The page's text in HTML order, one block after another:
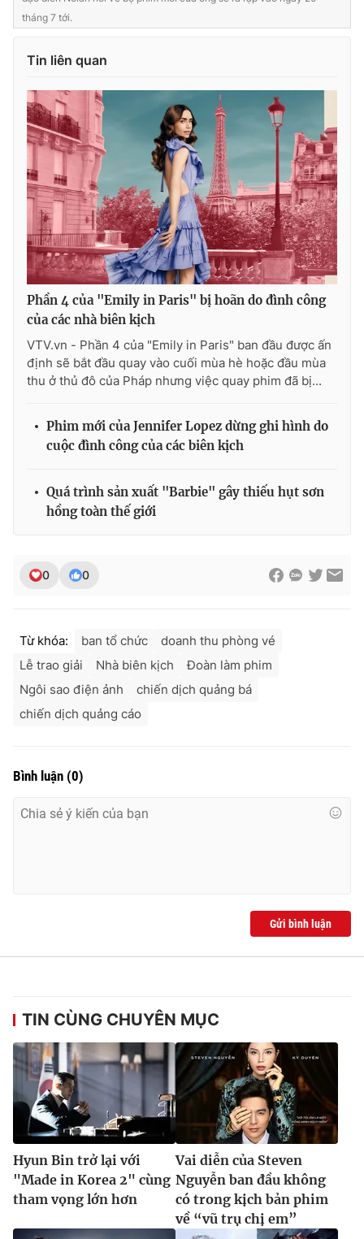
Ðiện thoại Thời báo VTV:
024.66 897 897
Email:toasoan@vtv.vn
Liên hệ quảng cáo:
® Cấm sao chép dưới mọi hình thức nếu không có sự chấp
thuận bằng văn bản. Ghi rõ nguồn VTV.vn khi phát hành lại
thông tin từ website này.
tháng 7 tới.
Tin liên quan
Phần 4 của "Emily in Paris" bị hoãn do đình công
của các nhà biên kịch
VTV.vn - Phần 4 của "Emily in Paris" ban đầu được ấn
định sẽ bắt đầu quay vào cuối mùa hè hoặc đầu mùa
thu ở thủ đô của Pháp nhưng việc quay phim đã bị...
Phim mới của Jennifer Lopez dừng ghi hình do
cuộc đình công của các biên kịch
Quá trình sản xuất "Barbie" gây thiếu hụt sơn
hồng toàn thế giới
0 0
Từ khóa: ban tổ chức
doanh thu phòng vé
Lễ trao giải
Nhà biên kịch
Đoàn làm phim
Ngôi sao điện ảnh
chiến dịch quảng bá
chiến dịch quảng cáo
Bình luận (0)
Gửi bình luận
TIN CÙNG CHUYÊN MỤC
Hyun Bin trở lại với
"Made in Korea 2" cùng
tham vọng lớn hơn
Vai diễn của Steven
Nguyễn ban đầu không
có trong kịch bản phim
về “vũ trụ chị em”